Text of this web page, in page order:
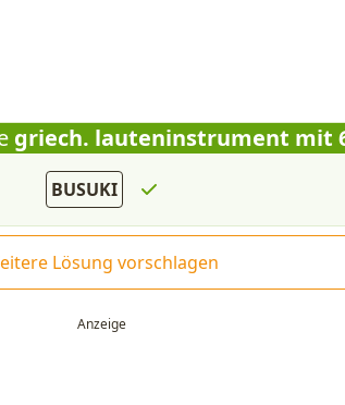
griech. lauteninstrument mit
BUSUKI
Lösung vorschlagen